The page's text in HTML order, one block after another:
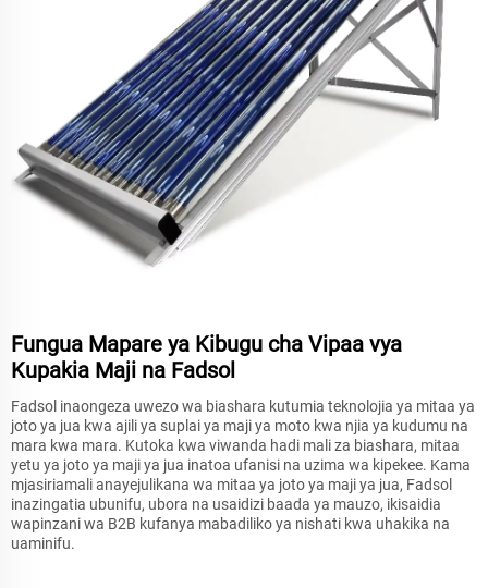
Fungua Mapare ya Kibugu cha Vipaa vya
Kupakia Maji na Fadsol
Fadsol inaongeza uwezo wa biashara kutumia teknolojia ya mitaa ya
joto ya jua kwa ajili ya suplai ya maji ya moto kwa njia ya kudumu na
mara kwa mara. Kutoka kwa viwanda hadi mali za biashara, mitaa
yetu ya joto ya maji ya jua inatoa ufanisi na uzima wa kipekee. Kama
mjasiriamali anayejulikana wa mitaa ya joto ya maji ya jua, Fadsol
inazingatia ubunifu, ubora na usaidizi baada ya mauzo, ikisaidia
wapinzani wa B2B kufanya mabadiliko ya nishati kwa uhakika na
uaminifu.